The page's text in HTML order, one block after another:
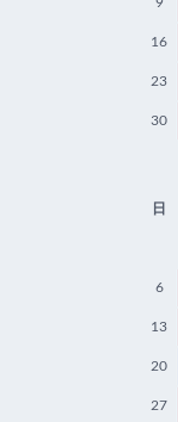
16
23
30
日
6
13
20
27